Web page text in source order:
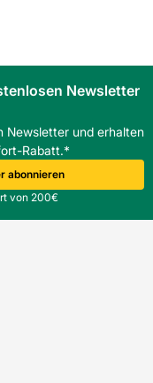
ist speziell für
und R8
den üblichen
Newsletter
Newsletter und erhalten
Rabatt.*
abonnieren
von 200€